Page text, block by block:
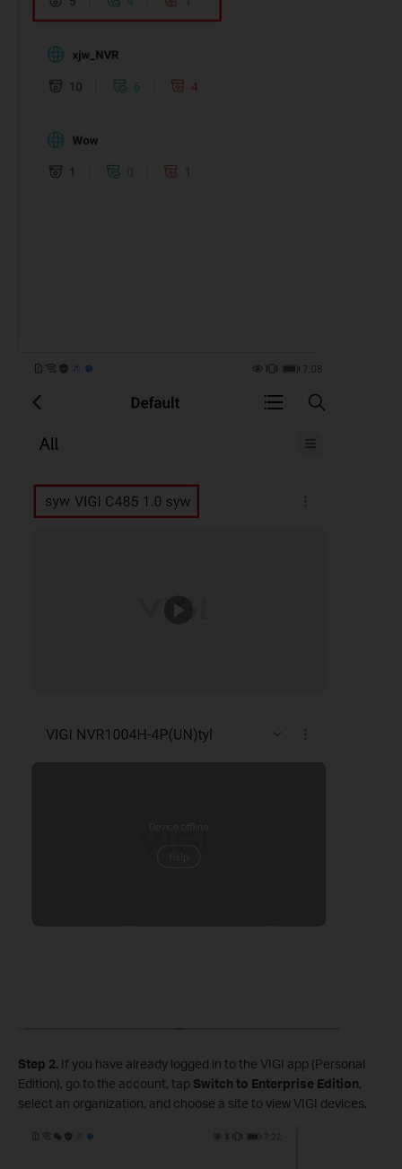
Step 2. If you have already logged in to the VIGI app (Personal
Edition), go to the account, tap Switch to Enterprise Edition,
select an organization, and choose a site to view VIGI devices.